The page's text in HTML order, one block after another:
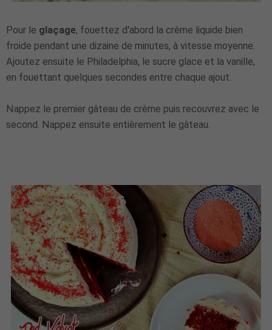
Pour le glaçage, fouettez d'abord la crème liquide bien
froide pendant une dizaine de minutes, à vitesse moyenne.
Ajoutez ensuite le Philadelphia, le sucre glace et la vanille,
en fouettant quelques secondes entre chaque ajout.
Nappez le premier gâteau de crème puis recouvrez avec le
second. Nappez ensuite entièrement le gâteau.